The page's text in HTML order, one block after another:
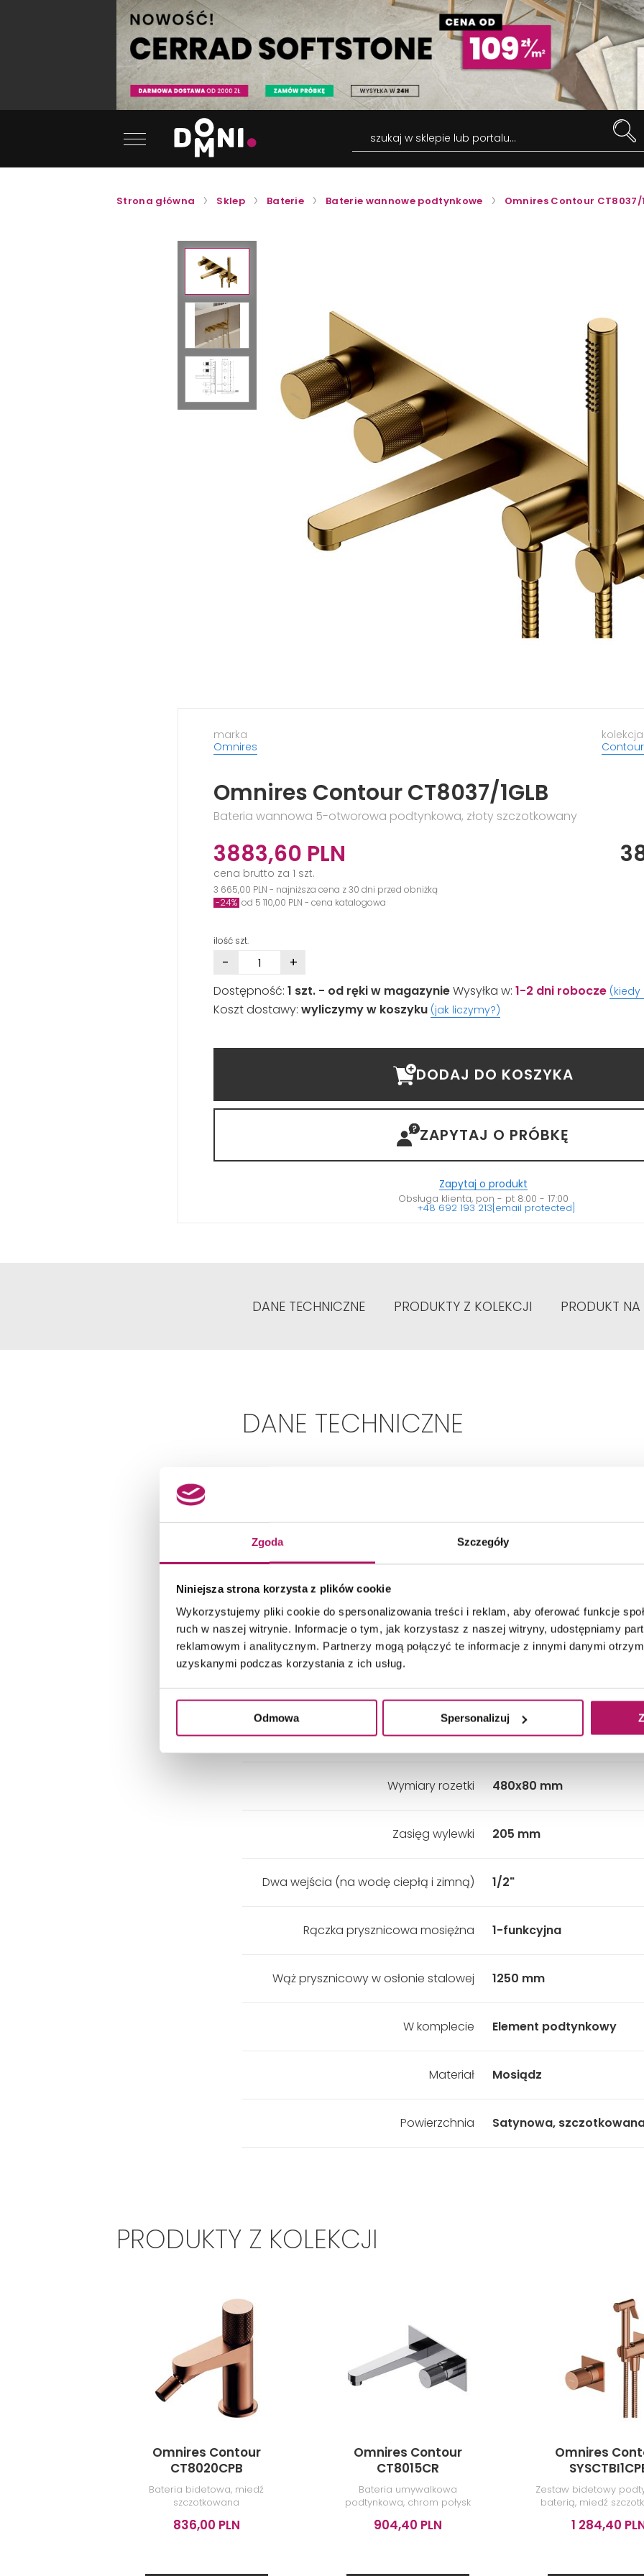
Zgoda Szczegóły
Niniejsza strona korzysta z plików cookie
Wykorzystujemy pliki cookie do spersonalizowania treści i reklam, aby oferować funkcje
ruch w naszej witrynie. Informacje o tym, jak korzystasz z naszej witryny, udostępniamy
reklamowym i analitycznym. Partnerzy mogą połączyć te informacje z innymi danymi
uzyskanymi podczas korzystania z ich usług.
Odmowa Spersonalizuj
szukaj w sklepie lub portalu...
Strona główna Sklep Baterie Baterie wannowe podtynkowe Omnires Contour CT8037/
marka
Omnires
kolekcja
Contour
Omnires Contour CT8037/1GLB
Bateria wannowa 5-otworowa podtynkowa, złoty szczotkowany
3883,60 PLN
cena brutto za 1 szt.
3 665,00 PLN - najniższa cena z 30 dni przed obniżką
-24% od 5 110,00 PLN - cena katalogowa
ilość szt.
- +
Dostępność: 1 szt. - od ręki w magazynieWysyłka w: 1-2 dni robocze
Koszt dostawy: wyliczymy w koszyku (jak liczymy?)
DODAJ DO KOSZYKA
ZAPYTAJ O PRÓBKĘ
Zapytaj o produkt
Obsługa klienta, pon - pt 8:00 - 17:00
+48 692 193 213[email protected]
DANE TECHNICZNE PRODUKTY Z KOLEKCJI PRODUKT
DANE TECHNICZNE
Rodzaj: Zwykła
Zestaw natryskowy: Tak
Rodzaj wylewki: Stała
Minimalna głębokość zabudowy 70 mm
Wymiary rozetki 480x80 mm
Zasięg wylewki 205 mm
Dwa wejścia (na wodę ciepłą i zimną) 1/2"
Rączka prysznicowa mosiężna 1-funkcyjna
Wąż prysznicowy w osłonie stalowej 1250 mm
W komplecie Element podtynkowy
Materiał Mosiądz
Powierzchnia Satynowa,
PRODUKTY Z KOLEKCJI
Omnires Contour
CT8020CPB
Bateria bidetowa, miedź
szczotkowana
836,00 PLN
Omnires Contour
CT8015CR
Bateria umywalkowa
podtynkowa, chrom połysk
904,40 PLN
Omnires
Zestaw bidetowy
baterią, miedź
1 284,40